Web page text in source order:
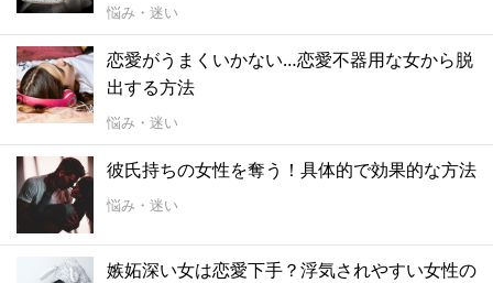
悩み・迷い
恋愛がうまくいかない…恋愛不器用な女から脱
出する方法
悩み・迷い
彼氏持ちの女性を奪う！具体的で効果的な方法
悩み・迷い
嫉妬深い女は恋愛下手？浮気されやすい女性の